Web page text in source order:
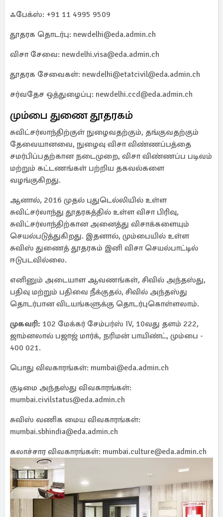
ஃபேக்ஸ்: +91 11 4995 9509
தூதரக தொடர்பு: newdelhi@eda.admin.ch
விசா சேவை: newdelhi.visa@eda.admin.ch
தூதரக சேவைகள்: newdelhi@etatcivil@eda.admin.ch
சர்வதேச ஒத்துழைப்பு: newdelhi.ccd@eda.admin.ch
மும்பை துணை தூதரகம்
சுவிட்சர்லாந்திற்குள் நுழைவதற்கும், தங்குவதற்கும்
தேவையானவை, நுழைவு விசா விண்ணப்பத்தை
சமர்பிப்பதற்கான நடைமுறை, விசா விண்ணப்ப படிவம்
மற்றும் கட்டணங்கள் பற்றிய தகவல்களை
வழங்குகிறது.
ஆனால், 2016 முதல் புதுடெல்லியில் உள்ள
சுவிட்சர்லாந்து தூதரகத்தில் உள்ள விசா பிரிவு,
சுவிட்சர்லாந்திற்கான அனைத்து விசாக்களையும்
செயல்படுத்துகிறது. இதனால், மும்பையில் உள்ள
சுவிஸ் துணைத் தூதரகம் இனி விசா செயல்பாட்டில்
ஈடுபடவில்லை.
எனினும் அடையாள ஆவணங்கள், சிவில் அந்தஸ்து,
பதிவு மற்றும் பதிவை நீக்குதல், சிவில் அந்தஸ்து
தொடர்பான விடயங்களுக்கு தொடர்புகொள்ளலாம்.
முகவரி: 102 மேக்கர் சேம்பர்ஸ் IV, 10வது தளம் 222,
ஜாம்னலால் பஜாஜ் மார்க், நரிமன் பாயிண்ட், மும்பை -
400 021.
பொது விவகாரங்கள்: mumbai@eda.admin.ch
குடிமை அந்தஸ்து விவகாரங்கள்:
mumbai.civilstatus@eda.admin.ch
சுவிஸ் வணிக மைய விவகாரங்கள்:
mumbai.sbhindia@eda.admin.ch
கலாச்சார விவகாரங்கள்: mumbai.culture@eda.admin.ch